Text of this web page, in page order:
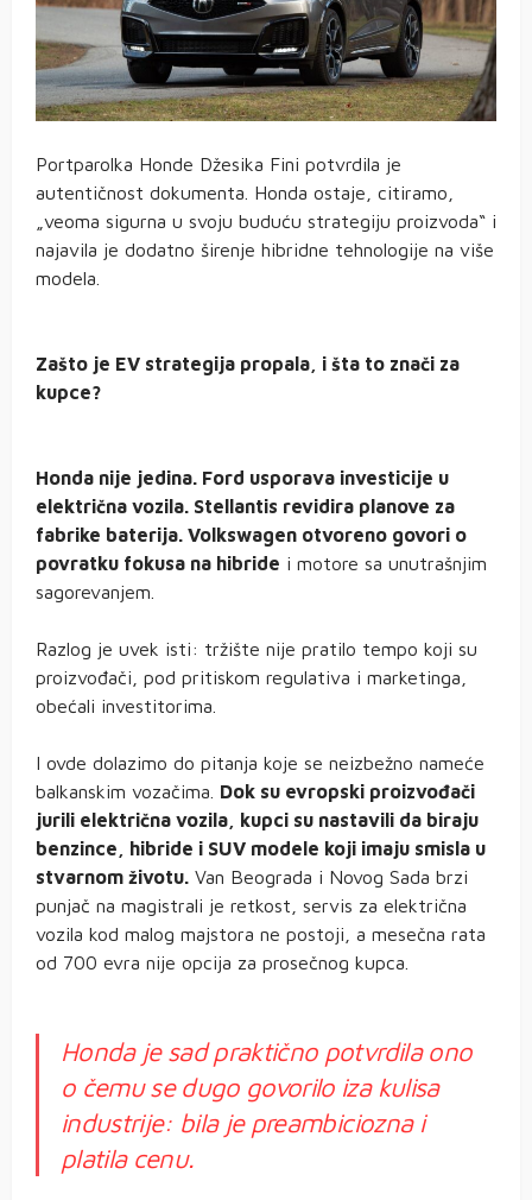
Portparolka Honde Džesika Fini potvrdila je
autentičnost dokumenta. Honda ostaje, citiramo,
„veoma sigurna u svoju buduću strategiju proizvoda“ i
najavila je dodatno širenje hibridne tehnologije na više
modela.
Zašto je EV strategija propala, i šta to znači za
kupce?
Honda nije jedina. Ford usporava investicije u
električna vozila. Stellantis revidira planove za
fabrike baterija. Volkswagen otvoreno govori o
povratku fokusa na hibride i motore sa unutrašnjim
sagorevanjem.
Razlog je uvek isti: tržište nije pratilo tempo koji su
proizvođači, pod pritiskom regulativa i marketinga,
obećali investitorima.
I ovde dolazimo do pitanja koje se neizbežno nameće
balkanskim vozačima. Dok su evropski proizvođači
jurili električna vozila, kupci su nastavili da biraju
benzince, hibride i SUV modele koji imaju smisla u
stvarnom životu. Van Beograda i Novog Sada brzi
punjač na magistrali je retkost, servis za električna
vozila kod malog majstora ne postoji, a mesečna rata
od 700 evra nije opcija za prosečnog kupca.
Honda je sad praktično potvrdila ono
o čemu se dugo govorilo iza kulisa
industrije: bila je preambiciozna i
platila cenu.